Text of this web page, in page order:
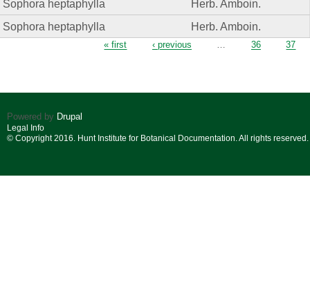
Sophora heptaphylla
Herb. Amboin.
Sophora heptaphylla
Herb. Amboin.
« first ‹ previous … 36 37
Powered by Drupal
Legal Info
© Copyright 2016. Hunt Institute for Botanical Documentation. All rights reserved.